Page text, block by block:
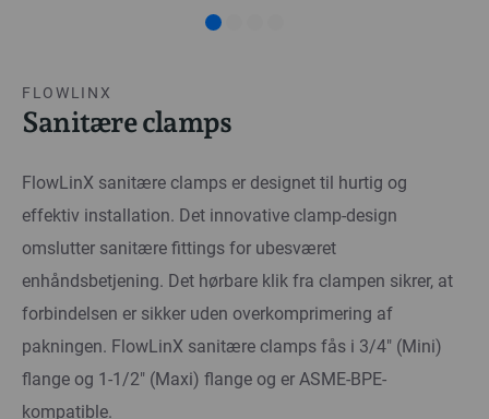
FLOWLINX
Sanitære clamps
FlowLinX sanitære clamps er designet til hurtig og
effektiv installation. Det innovative clamp-design
omslutter sanitære fittings for ubesværet
enhåndsbetjening. Det hørbare klik fra clampen sikrer, at
forbindelsen er sikker uden overkomprimering af
pakningen. FlowLinX sanitære clamps fås i 3/4" (Mini)
flange og 1-1/2" (Maxi) flange og er ASME-BPE-
kompatible.